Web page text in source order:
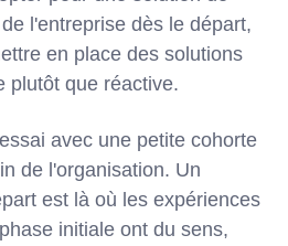
l'entreprise dès le départ,
en place des solutions
plutôt que réactive.
avec une petite cohorte
de l'organisation. Un
est là où les expériences
initiale ont du sens,